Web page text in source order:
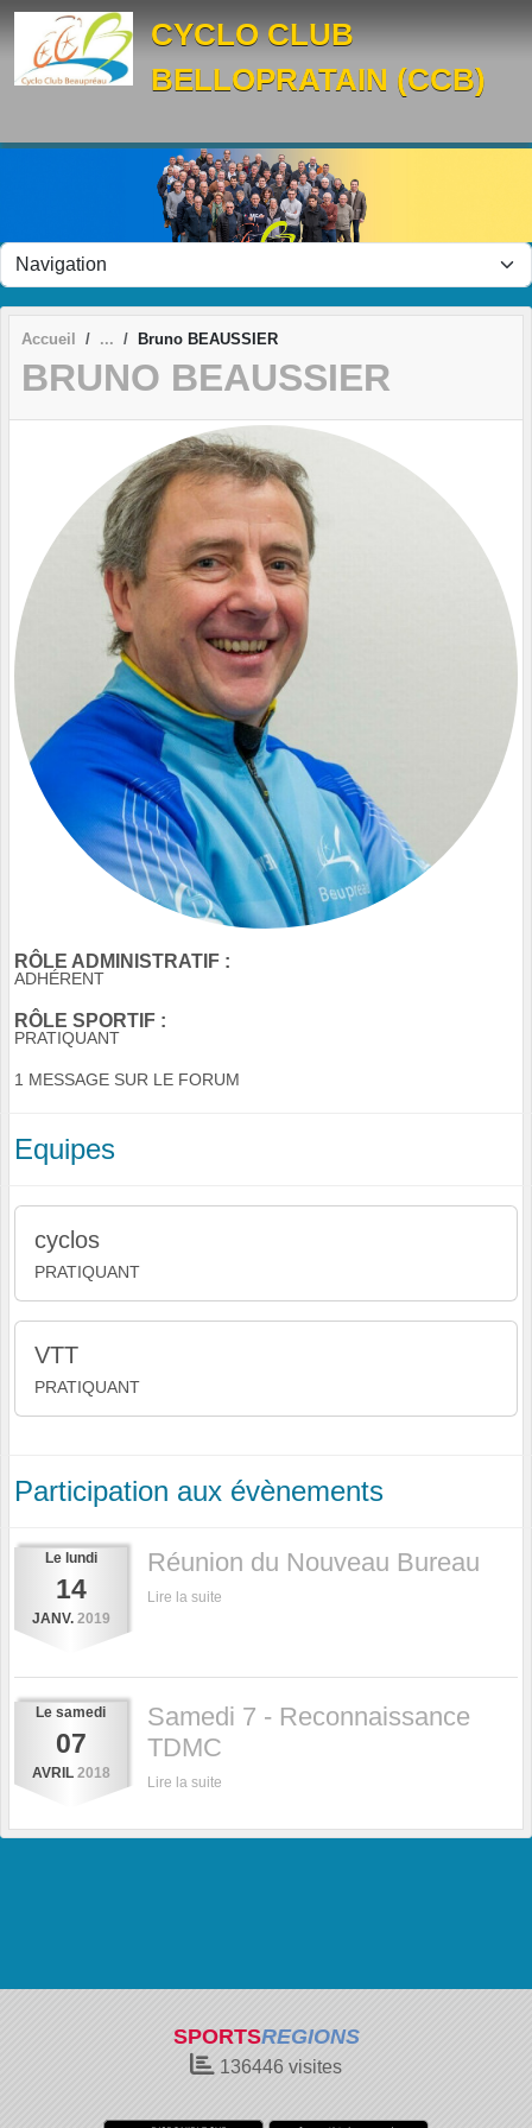
CYCLO CLUB
BELLOPRATAIN (CCB)
Accueil Bruno BEAUSSIER
BRUNO BEAUSSIER
RÔLE ADMINISTRATIF :
ADHÉRENT
RÔLE SPORTIF :
PRATIQUANT
1 MESSAGE SUR LE FORUM
Equipes
cyclos
PRATIQUANT
VTT
PRATIQUANT
Participation aux évènements
Le lundi
14
JANV. 2019
Réunion du Nouveau Bureau
Lire la suite
Le samedi
07
AVRIL 2018
Samedi 7 - Reconnaissance
TDMC
Lire la suite
SPORTSREGIONS
136446 visites
Panneau de gestion des cookies